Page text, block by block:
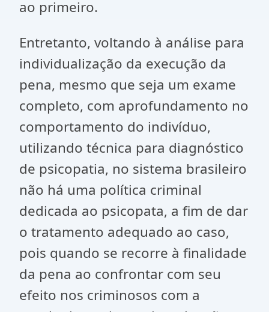
ao primeiro.
Entretanto, voltando à análise para
individualização da execução da
pena, mesmo que seja um exame
completo, com aprofundamento no
comportamento do indivíduo,
utilizando técnica para diagnóstico
de psicopatia, no sistema brasileiro
não há uma política criminal
dedicada ao psicopata, a fim de dar
o tratamento adequado ao caso,
pois quando se recorre à finalidade
da pena ao confrontar com seu
efeito nos criminosos com a